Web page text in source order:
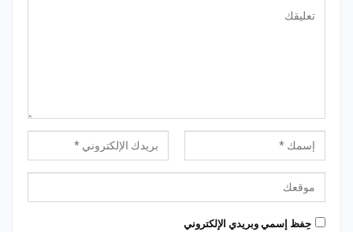
حِفظ إسمي وبريدي الإلكتروني